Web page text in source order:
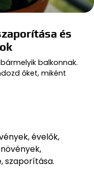
és
balkonnak.
őket, miként
évelők,
szaporítása.